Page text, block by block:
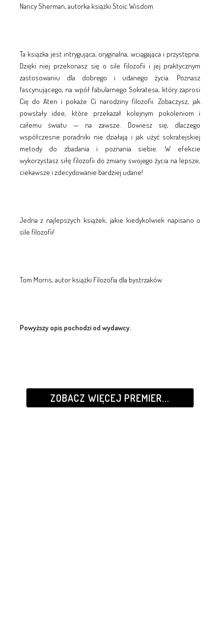
Nancy Sherman, autorka książki Stoic Wisdom
Ta książka jest intrygująca, oryginalna, wciągająca i przystępna.
Dzięki niej przekonasz się o sile filozofii i jej praktycznym
zastosowaniu dla dobrego i udanego życia. Poznasz
fascynującego, na wpół fabularnego Sokratesa, który zaprosi
Cię do Aten i pokaże Ci narodziny filozofii. Zobaczysz, jak
powstały idee, które przekazał kolejnym pokoleniom i
całemu światu — na zawsze. Dowiesz się, dlaczego
współczesne poradniki nie działają i jak użyć sokratejskiej
metody do zbadania i poznania siebie. W efekcie
wykorzystasz siłę filozofii do zmiany swojego życia na lepsze,
ciekawsze i zdecydowanie bardziej udane!
Jedna z najlepszych książek, jakie kiedykolwiek napisano o
sile filozofii!
Tom Morris, autor książki Filozofia dla bystrzaków
Powyższy opis pochodzi od wydawcy.
ZOBACZ WIĘCEJ PREMIER...